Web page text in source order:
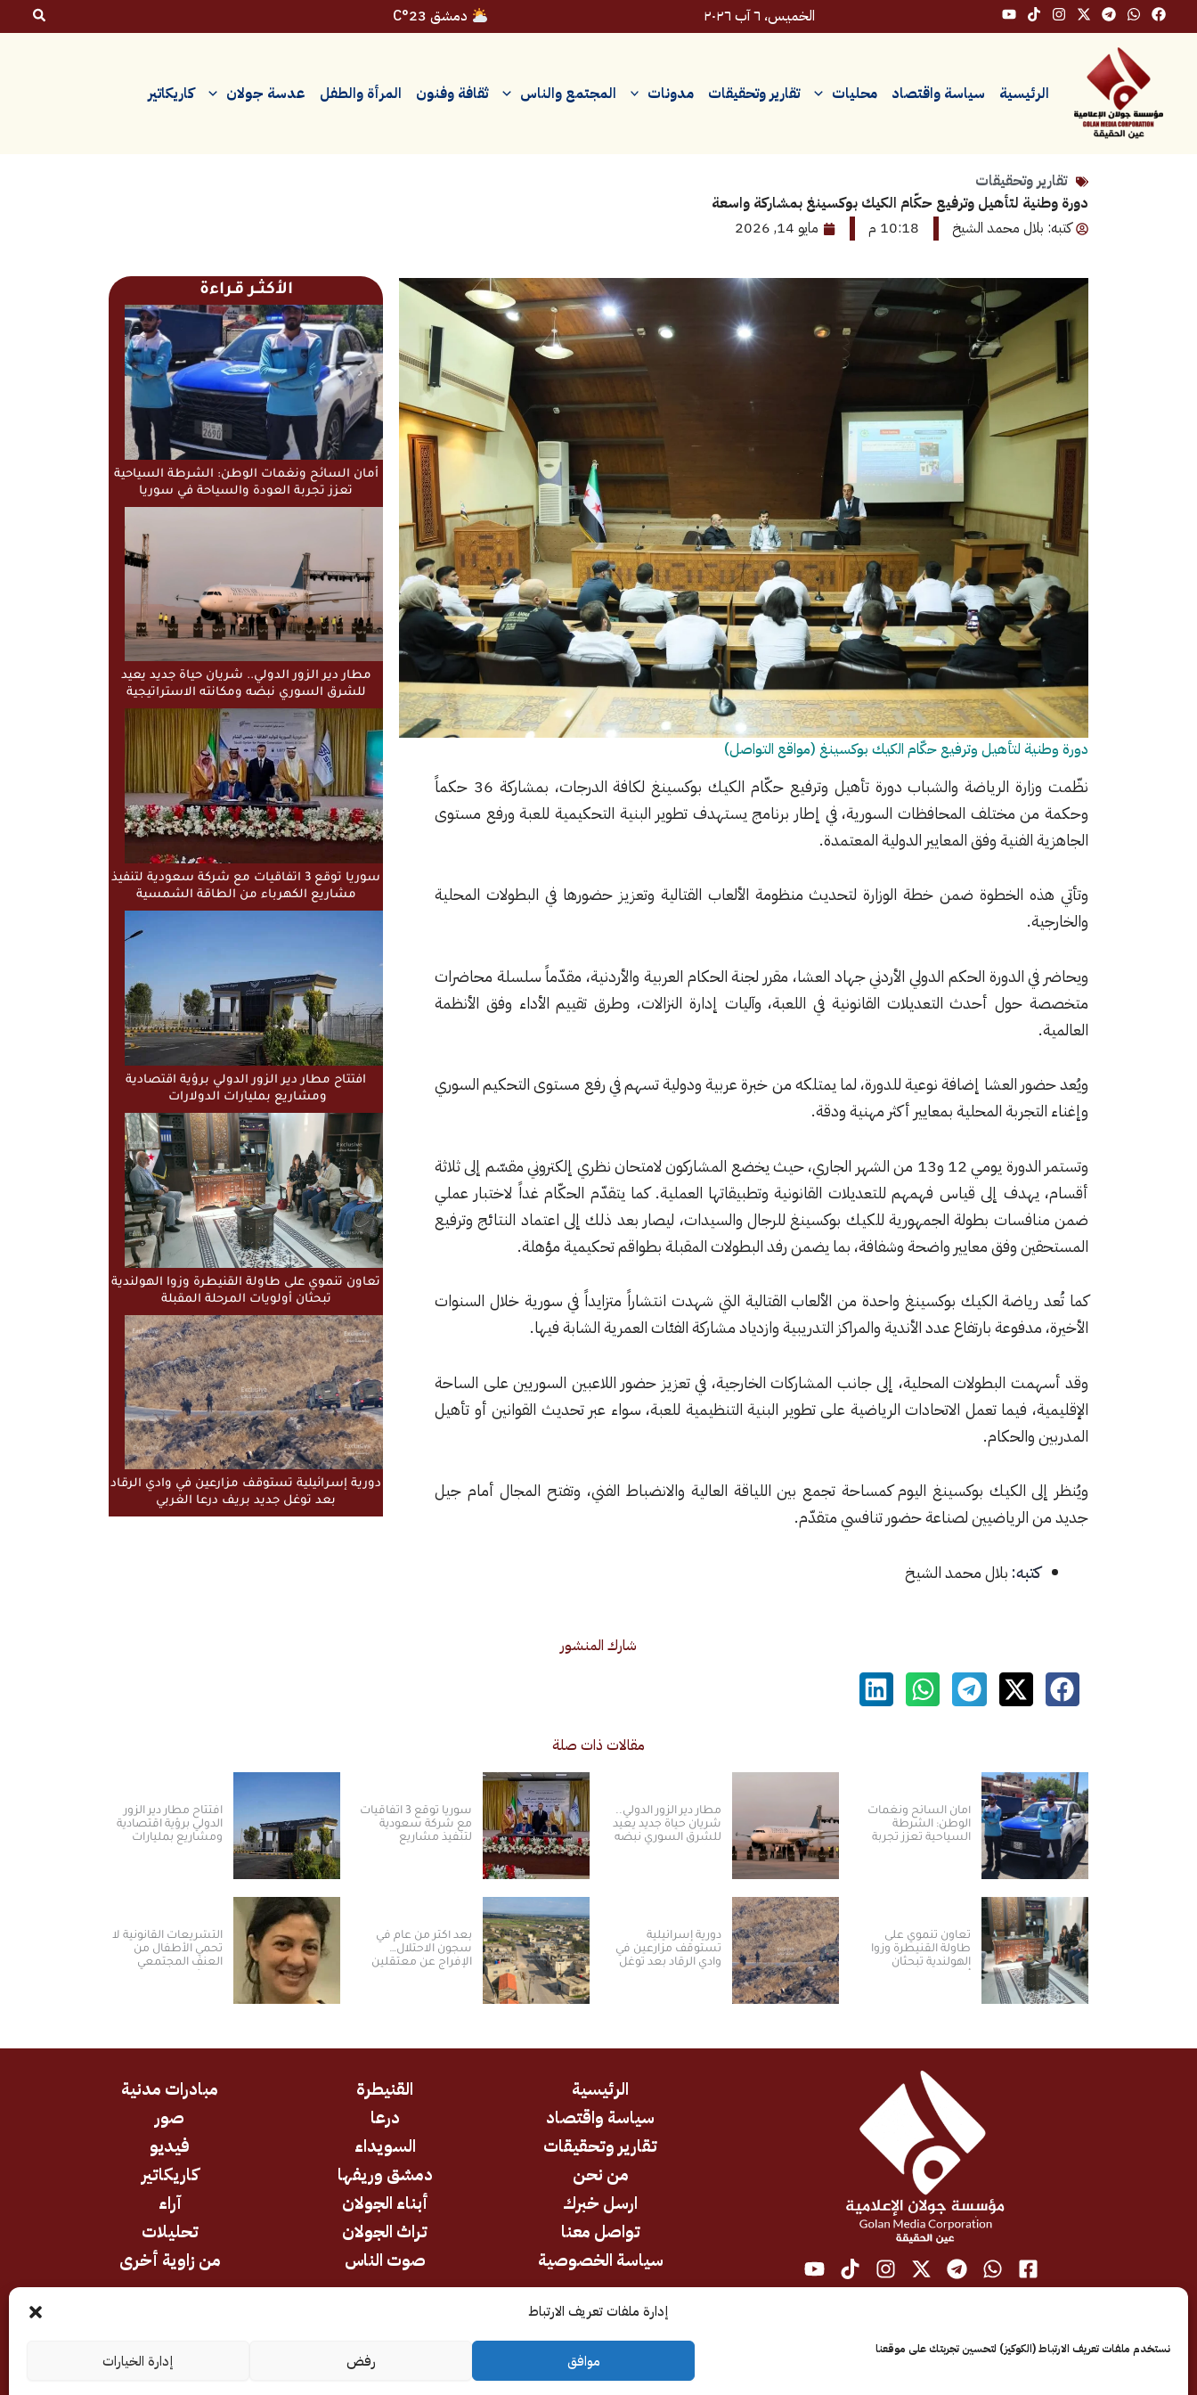
إدارة ملفات تعريف الارتباط
نستخدم ملفات تعريف الارتباط (الكوكيز) لتحسين تجربتك على موقعنا
موافق رفض إدارة الخيارات
تخطي
إلى
الخميس، ٦ آب ٢٠٢٦ دمشق 23°C
الرئيسية سياسة واقتصاد محليات تقارير وتحقيقات مدونات المجتمع والناس ثقافة وفنون المرأة والطفل عدسة جولان كاريكاتير
تقارير وتحقيقات
دورة وطنية لتأهيل وترفيع حكّام الكيك بوكسينغ بمشاركة واسعة
كتبه: بلال محمد الشيخ
10:18 م مايو 14, 2026
دورة وطنية لتأهيل وترفيع حكّام الكيك بوكسينغ (مواقع التواصل)
نظّمت وزارة الرياضة والشباب دورة تأهيل وترفيع حكّام الكيك بوكسينغ لكافة الدرجات، بمشاركة 36 حكماً
وحكمة من مختلف المحافظات السورية، في إطار برنامج يستهدف تطوير البنية التحكيمية للعبة ورفع مستوى
الجاهزية الفنية وفق المعايير الدولية المعتمدة.
وتأتي هذه الخطوة ضمن خطة الوزارة لتحديث منظومة الألعاب القتالية وتعزيز حضورها في البطولات المحلية
والخارجية.
ويحاضر في الدورة الحكم الدولي الأردني جهاد العشا، مقرر لجنة الحكام العربية والأردنية، مقدّماً سلسلة محاضرات
متخصصة حول أحدث التعديلات القانونية في اللعبة، وآليات إدارة النزالات، وطرق تقييم الأداء وفق الأنظمة
العالمية.
ويُعد حضور العشا إضافة نوعية للدورة، لما يمتلكه من خبرة عربية ودولية تسهم في رفع مستوى التحكيم السوري
وإغناء التجربة المحلية بمعايير أكثر مهنية ودقة.
وتستمر الدورة يومي 12 و13 من الشهر الجاري، حيث يخضع المشاركون لامتحان نظري إلكتروني مقسّم إلى ثلاثة
أقسام، يهدف إلى قياس فهمهم للتعديلات القانونية وتطبيقاتها العملية. كما يتقدّم الحكّام غداً لاختبار عملي
ضمن منافسات بطولة الجمهورية للكيك بوكسينغ للرجال والسيدات، ليصار بعد ذلك إلى اعتماد النتائج وترفيع
المستحقين وفق معايير واضحة وشفافة، بما يضمن رفد البطولات المقبلة بطواقم تحكيمية مؤهلة.
كما تُعد رياضة الكيك بوكسينغ واحدة من الألعاب القتالية التي شهدت انتشاراً متزايداً في سورية خلال السنوات
الأخيرة، مدفوعة بارتفاع عدد الأندية والمراكز التدريبية وازدياد مشاركة الفئات العمرية الشابة فيها.
وقد أسهمت البطولات المحلية، إلى جانب المشاركات الخارجية، في تعزيز حضور اللاعبين السوريين على الساحة
الإقليمية، فيما تعمل الاتحادات الرياضية على تطوير البنية التنظيمية للعبة، سواء عبر تحديث القوانين أو تأهيل
المدربين والحكام.
ويُنظر إلى الكيك بوكسينغ اليوم كمساحة تجمع بين اللياقة العالية والانضباط الفني، وتفتح المجال أمام جيل
جديد من الرياضيين لصناعة حضور تنافسي متقدّم.
كتبه: بلال محمد الشيخ
الأكثــر قـراءة
أمان السائح ونغمات الوطن: الشرطة السياحية
تعزز تجربة العودة والسياحة في سوريا
مطار دير الزور الدولي.. شريان حياة جديد يعيد
للشرق السوري نبضه ومكانته الاستراتيجية
سوريا توقع 3 اتفاقيات مع شركة سعودية لتنفيذ
مشاريع الكهرباء من الطاقة الشمسية
افتتاح مطار دير الزور الدولي برؤية اقتصادية
ومشاريع بمليارات الدولارات ​
تعاون تنموي على طاولة القنيطرة وزوا الهولندية
تبحثان أولويات المرحلة المقبلة
دورية إسرائيلية تستوقف مزارعين في وادي الرقاد
بعد توغل جديد بريف درعا الغربي
شارك المنشور
مقالات ذات صلة
أمان السائح ونغمات
الوطن: الشرطة
السياحية تعزز تجربة
مطار دير الزور الدولي..
شريان حياة جديد يعيد
للشرق السوري نبضه
سوريا توقع 3 اتفاقيات
مع شركة سعودية
لتنفيذ مشاريع
افتتاح مطار دير الزور
الدولي برؤية اقتصادية
ومشاريع بمليارات
تعاون تنموي على
طاولة القنيطرة وزوا
الهولندية تبحثان
دورية إسرائيلية
تستوقف مزارعين في
وادي الرقاد بعد توغل
بعد أكثر من عام في
سجون الاحتلال…
الإفراج عن معتقلين
التشريعات القانونية لا
تحمي الأطفال من
العنف المجتمعي
الرئيسية
سياسة واقتصاد
تقارير وتحقيقات
من نحن
ارسل خبرك
تواصل معنا
سياسة الخصوصية
القنيطرة
درعا
السويداء
دمشق وريفها
أبناء الجولان
تراث الجولان
صوت الناس
مبادرات مدنية
صور
فيديو
كاريكاتير
آراء
تحليلات
من زاوية أخرى
كل الآراء والتحليلات تعبر عن رأي أصحابها وليس بالضرورة عن رأي وتوجه
المؤسسة